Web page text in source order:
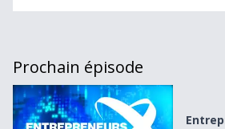
Prochain épisode
Entrepreneurs du 25.02.16